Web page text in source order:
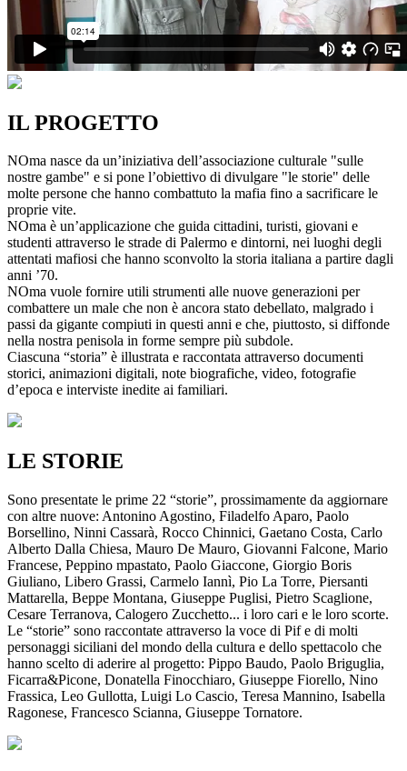
IL PROGETTO
NOma nasce da un’iniziativa dell’associazione culturale "sulle
nostre gambe" e si pone l’obiettivo di divulgare "le storie" delle
molte persone che hanno combattuto la mafia fino a sacrificare le
proprie vite.
NOma è un’applicazione che guida cittadini, turisti, giovani e
studenti attraverso le strade di Palermo e dintorni, nei luoghi degli
attentati mafiosi che hanno sconvolto la storia italiana a partire dagli
anni ’70.
NOma vuole fornire utili strumenti alle nuove generazioni per
combattere un male che non è ancora stato debellato, malgrado i
passi da gigante compiuti in questi anni e che, piuttosto, si diffonde
nella nostra penisola in forme sempre più subdole.
Ciascuna “storia” è illustrata e raccontata attraverso documenti
storici, animazioni digitali, note biografiche, video, fotografie
d’epoca e interviste inedite ai familiari.
LE STORIE
Sono presentate le prime 22 “storie”, prossimamente da aggiornare
con altre nuove: Antonino Agostino, Filadelfo Aparo, Paolo
Borsellino, Ninni Cassarà, Rocco Chinnici, Gaetano Costa, Carlo
Alberto Dalla Chiesa, Mauro De Mauro, Giovanni Falcone, Mario
Francese, Peppino mpastato, Paolo Giaccone, Giorgio Boris
Giuliano, Libero Grassi, Carmelo Iannì, Pio La Torre, Piersanti
Mattarella, Beppe Montana, Giuseppe Puglisi, Pietro Scaglione,
Cesare Terranova, Calogero Zucchetto... i loro cari e le loro scorte.
Le “storie” sono raccontate attraverso la voce di Pif e di molti
personaggi siciliani del mondo della cultura e dello spettacolo che
hanno scelto di aderire al progetto: Pippo Baudo, Paolo Briguglia,
Ficarra&Picone, Donatella Finocchiaro, Giuseppe Fiorello, Nino
Frassica, Leo Gullotta, Luigi Lo Cascio, Teresa Mannino, Isabella
Ragonese, Francesco Scianna, Giuseppe Tornatore.